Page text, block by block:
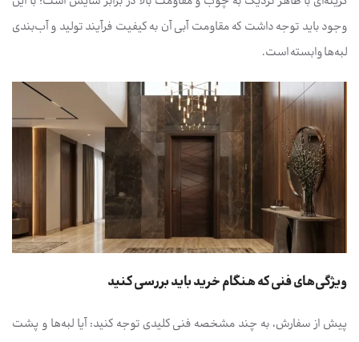
وجود باید توجه داشت که مقاومت آبی آن به کیفیت فرآیند تولید و آب‌بندی
لبه‌ها وابسته است.
ویژگی‌های فنی که هنگام خرید باید بررسی کنید
پیش از سفارش، به چند مشخصه فنی کلیدی توجه کنید: آیا لبه‌ها و پشت